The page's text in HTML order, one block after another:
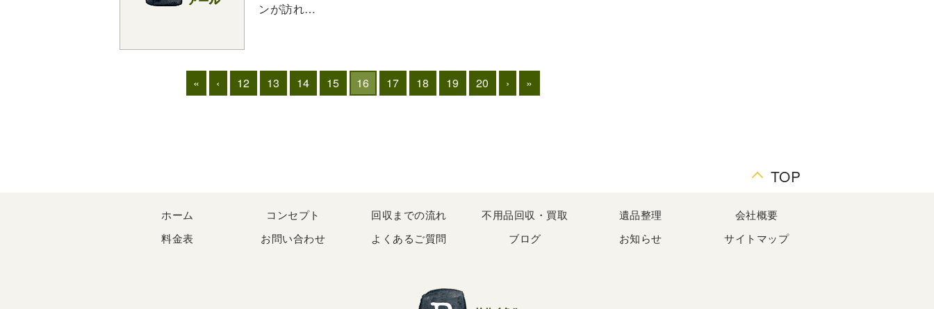
ンが訪れ…
« ‹ 12 13 14 15 16 17 18 19 20 › »
TOP
ホーム コンセプト 回収までの流れ 不用品回収・買取 遺品整理
会社概要
料金表
お問い合わせ よくあるご質問 ブログ お知らせ サイトマップ